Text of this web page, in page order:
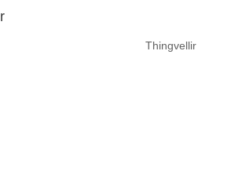
Thingvellir